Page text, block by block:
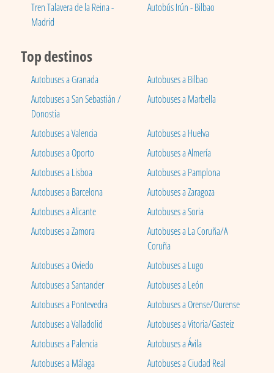
Tren Talavera de la Reina -
Madrid
Autobús Irún - Bilbao
Top destinos
Autobuses a Granada
Autobuses a Bilbao
Autobuses a San Sebastián /
Donostia
Autobuses a Marbella
Autobuses a Valencia
Autobuses a Huelva
Autobuses a Oporto
Autobuses a Almería
Autobuses a Lisboa
Autobuses a Pamplona
Autobuses a Barcelona
Autobuses a Zaragoza
Autobuses a Alicante
Autobuses a Soria
Autobuses a Zamora
Autobuses a La Coruña/A
Coruña
Autobuses a Oviedo
Autobuses a Lugo
Autobuses a Santander
Autobuses a León
Autobuses a Pontevedra
Autobuses a Orense/Ourense
Autobuses a Valladolid
Autobuses a Vitoria/Gasteiz
Autobuses a Palencia
Autobuses a Ávila
Autobuses a Málaga
Autobuses a Ciudad Real